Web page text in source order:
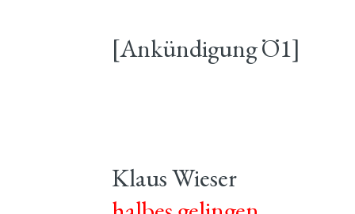
[Ankündigung Ö1]
Klaus Wieser